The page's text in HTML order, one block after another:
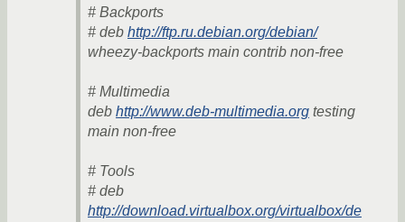
# Backports
# deb http://ftp.ru.debian.org/debian/
wheezy-backports main contrib non-free
# Multimedia
deb http://www.deb-multimedia.org testing
main non-free
# Tools
# deb
http://download.virtualbox.org/virtualbox/de